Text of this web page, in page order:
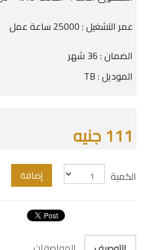
عمر التشغيل : 25000 ساعة عمل
الضمان : 36 شهر
الموديل : TB
111 جنيه
الكمية إضافة